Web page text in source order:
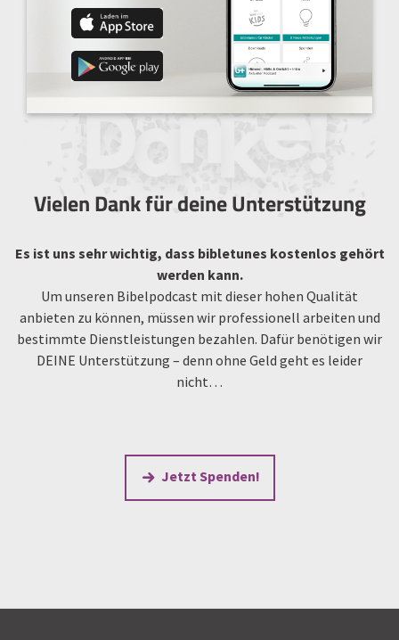
Vielen Dank für deine Unterstützung
Es ist uns sehr wichtig, dass bibletunes kostenlos gehört
werden kann.
Um unseren Bibelpodcast mit dieser hohen Qualität
anbieten zu können, müssen wir professionell arbeiten und
bestimmte Dienstleistungen bezahlen. Dafür benötigen wir
DEINE Unterstützung – denn ohne Geld geht es leider
nicht…
Jetzt Spenden!